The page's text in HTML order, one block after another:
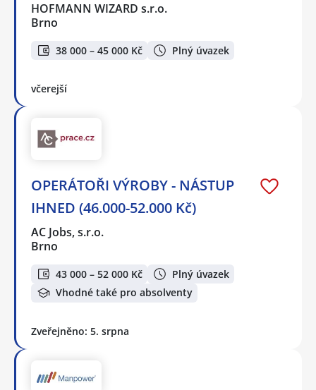
HOFMANN WIZARD s.r.o.
Brno
38 000 – 45 000 Kč Plný úvazek
včerejší
OPERÁTOŘI VÝROBY - NÁSTUP
IHNED (46.000-52.000 Kč)
AC Jobs, s.r.o.
Brno
43 000 – 52 000 Kč
Plný úvazek
Vhodné také pro absolventy
Zveřejněno: 5. srpna